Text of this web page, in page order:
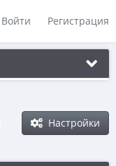
Войти Регистрация
Настройки